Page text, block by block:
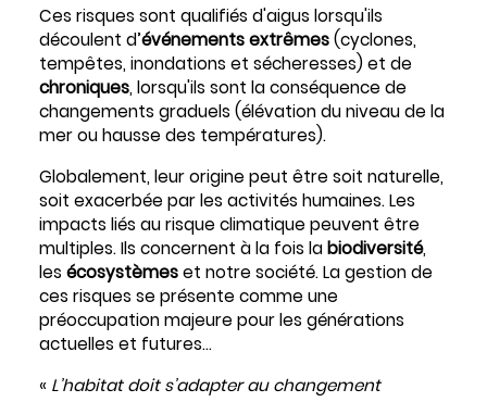
Ces risques sont qualifiés d'aigus lorsqu'ils
découlent d’événements extrêmes(cyclones,
tempêtes, inondations et sécheresses) et de
chroniques, lorsqu'ils sont la conséquence de
changements graduels (élévation du niveau de la
mer ou hausse des températures).
Globalement, leur origine peut être soit naturelle,
soit exacerbée par les activités humaines. Les
impacts liés au risque climatique peuvent être
multiples. Ils concernent à la fois labiodiversité,
les écosystèmeset notre société. La gestion de
ces risques se présente comme une
préoccupation majeure pour les générations
actuelles et futures…
« L’habitat doit s’adapter au changement